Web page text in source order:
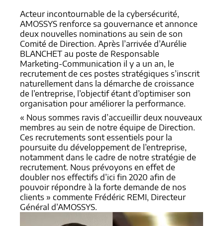
Acteur incontournable de la cybersécurité,
AMOSSYS renforce sa gouvernance et annonce
deux nouvelles nominations au sein de son
Comité de Direction. Après l’arrivée d’Aurélie
BLANCHET au poste de Responsable
Marketing-Communication il y a un an, le
recrutement de ces postes stratégiques s’inscrit
naturellement dans la démarche de croissance
de l’entreprise, l’objectif étant d’optimiser son
organisation pour améliorer la performance.
« Nous sommes ravis d’accueillir deux nouveaux
membres au sein de notre équipe de Direction.
Ces recrutements sont essentiels pour la
poursuite du développement de l’entreprise,
notamment dans le cadre de notre stratégie de
recrutement. Nous prévoyons en effet de
doubler nos effectifs d’ici fin 2020 afin de
pouvoir répondre à la forte demande de nos
clients » commente Frédéric REMI, Directeur
Général d’AMOSSYS.